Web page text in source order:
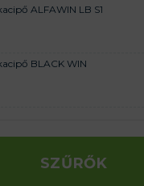
ALFAWIN LB S1
BLACK WIN
SZŰRŐK